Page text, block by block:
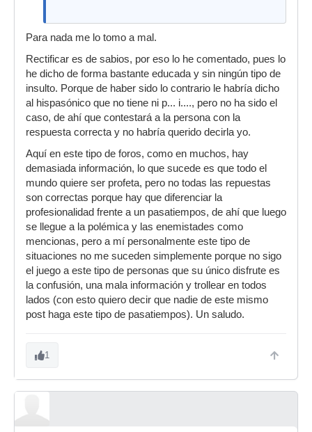
Para nada me lo tomo a mal.
Rectificar es de sabios, por eso lo he comentado, pues lo
he dicho de forma bastante educada y sin ningún tipo de
insulto. Porque de haber sido lo contrario le habría dicho
al hispasónico que no tiene ni p... i...., pero no ha sido el
caso, de ahí que contestará a la persona con la
respuesta correcta y no habría querido decirla yo.
Aquí en este tipo de foros, como en muchos, hay
demasiada información, lo que sucede es que todo el
mundo quiere ser profeta, pero no todas las repuestas
son correctas porque hay que diferenciar la
profesionalidad frente a un pasatiempos, de ahí que luego
se llegue a la polémica y las enemistades como
mencionas, pero a mí personalmente este tipo de
situaciones no me suceden simplemente porque no sigo
el juego a este tipo de personas que su único disfrute es
la confusión, una mala información y trollear en todos
lados (con esto quiero decir que nadie de este mismo
post haga este tipo de pasatiempos). Un saludo.
1